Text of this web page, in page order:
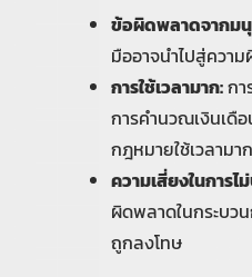
ข้อผิดพลาดจากม
มืออาจนำไปสู่ควา
การใช้เวลามาก:กา
การคำนวณเงินเดื
กฎหมายใช้เวลามาก
ความเสี่ยงในการ
ผิดพลาดในกระบว
ถูกลงโทษ